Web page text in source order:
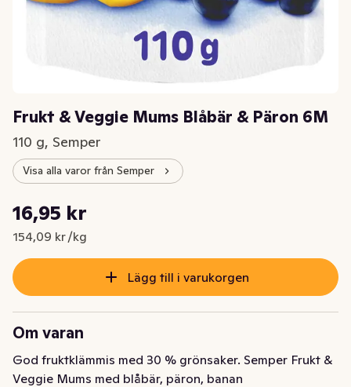
Frukt & Veggie Mums Blåbär & Päron 6M
110 g, Semper
Visa alla varor från Semper
Nuvarande pris är: 16,95 kr
16,95 kr
154,09 kr /kg
Styckpris: 154,09 kr /kg
Lägg till i varukorgen
Om varan
God fruktklämmis med 30 % grönsaker. Semper Frukt &
Veggie Mums med blåbär, päron, banan